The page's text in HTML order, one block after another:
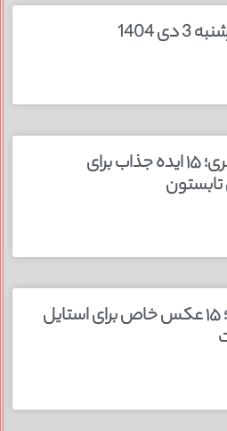
1404
کفش تابستانی لاکچری؛ ۱۵ ایده‌ جذاب برای
مانتو جین شیک زیبا؛ ۱۵ عکس خاص برای استایل